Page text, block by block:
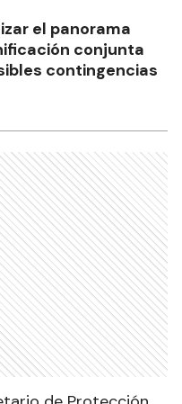
el panorama
conjunta
contingencias